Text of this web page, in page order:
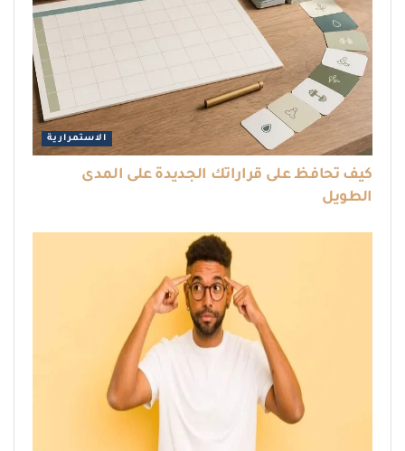
الاستمرارية
كيف تحافظ على قراراتك الجديدة على المدى
الطويل